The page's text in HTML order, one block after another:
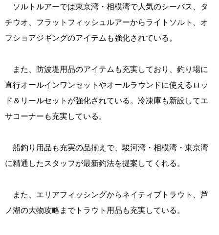
ソルトルアーでは東京湾・相模湾で人気のシーバス、タ
チウオ、フラットフィッシュルアーからライトソルト、オ
フショアジギングのアイテムも強化されている。
また、防波堤用品のアイテムも充実しており、釣り場に
直行オールインワンセットやオールラウンドに使えるロッ
ド＆リールセットが強化されている。冷凍庫も新設してエ
サコーナーも充実している。
船釣り用品も充実の品揃えで、駿河湾・相模湾・東京湾
に精通したスタッフが最新釣法を提案してくれる。
また、エリアフィッシングからネイティブトラウト、芦
ノ湖の大物攻略までトラウト用品も充実している。